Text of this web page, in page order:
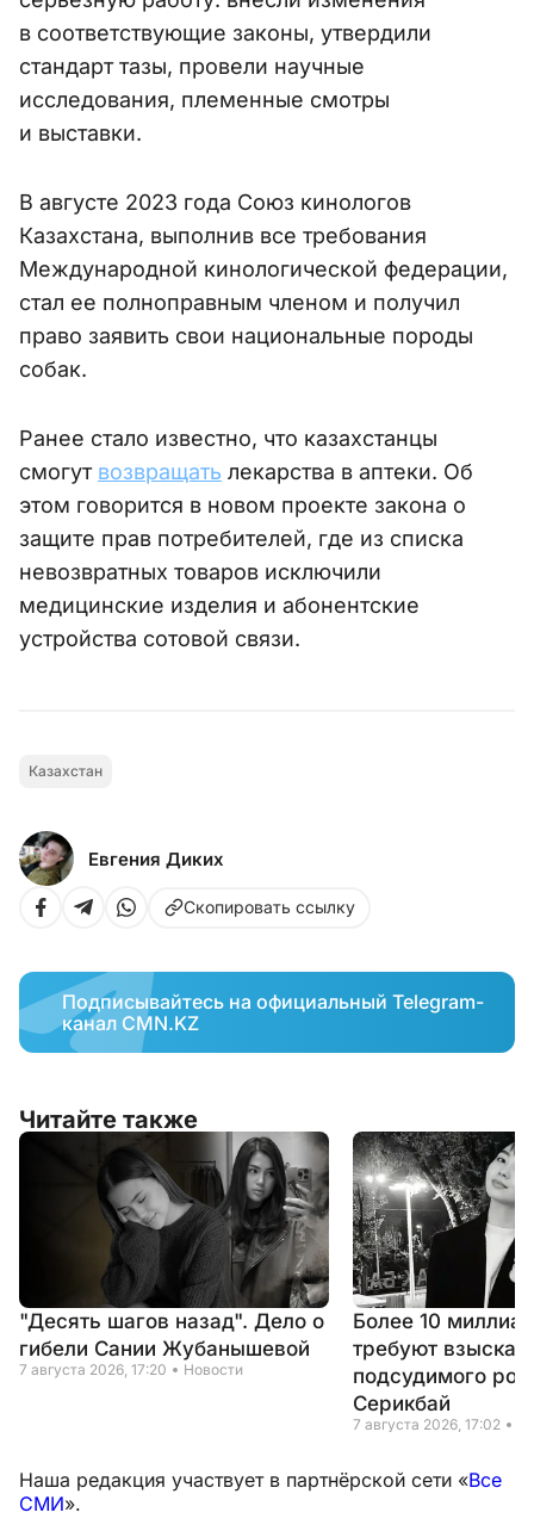
в соответствующие законы, утвердили
стандарт тазы, провели научные
исследования, племенные смотры
и выставки.
В августе 2023 года Союз кинологов
Казахстана, выполнив все требования
Международной кинологической федерации,
стал ее полноправным членом и получил
право заявить свои национальные породы
собак.
Ранее стало известно, что казахстанцы
смогут возвращать лекарства в аптеки. Об
этом говорится в новом проекте закона о
защите прав потребителей, где из списка
невозвратных товаров исключили
медицинские изделия и абонентские
устройства сотовой связи.
Казахстан
Евгения Диких
Скопировать ссылку
Подписывайтесь на официальный Telegram-
канал CMN.KZ
Читайте также
"Десять шагов назад". Дело о
гибели Сании Жубанышевой
7 августа 2026, 17:20 Новости
Более 10
требуют
подсудимого
Серикбай
7 августа 2026, 17:02
Наша редакция участвует в партнёрской сети «Все
СМИ».